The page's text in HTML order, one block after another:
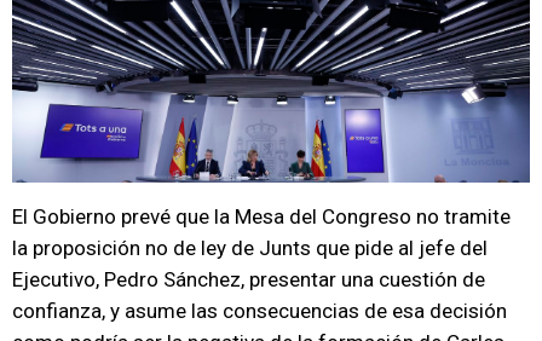
El Gobierno prevé que la Mesa del Congreso no tramite
la proposición no de ley de Junts que pide al jefe del
Ejecutivo, Pedro Sánchez, presentar una cuestión de
confianza, y asume las consecuencias de esa decisión